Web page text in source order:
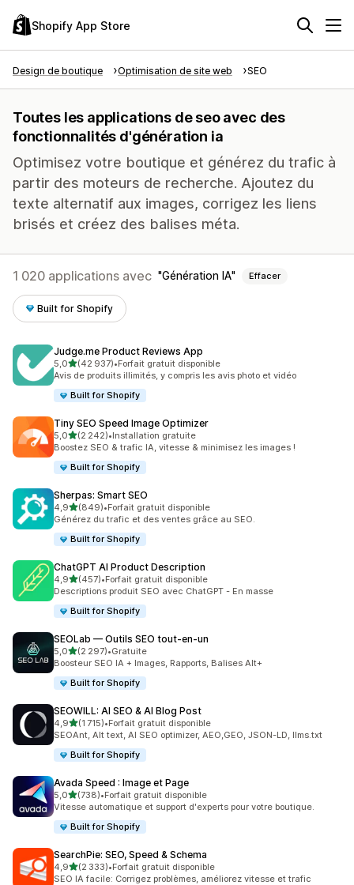
Shopify App Store
Design de boutique Optimisation de site web SEO
Toutes les applications de seo avec des
fonctionnalités d'génération ia
Optimisez votre boutique et générez du trafic à
partir des moteurs de recherche. Ajoutez du
texte alternatif aux images, corrigez les liens
brisés et créez des balises méta.
1 020 applications avec Génération IA Effacer
Built for Shopify
Judge.me Product Reviews App
5,0étoile(s) sur 5
(42 937)
42937 avis au total
•Forfait gratuit disponible
Avis de produits illimités, y compris les avis photo et vidéo
Built for Shopify
Tiny SEO Speed Image Optimizer
5,0étoile(s) sur 5
(2 242)
2242 avis au total
•Installation gratuite
Boostez SEO & trafic IA, vitesse & minimisez les images !
Built for Shopify
Sherpas: Smart SEO
4,9étoile(s) sur 5
(849)
849 avis au total
•Forfait gratuit disponible
Générez du trafic et des ventes grâce au SEO.
Built for Shopify
ChatGPT AI Product Description
4,9étoile(s) sur 5
(457)
457 avis au total
•Forfait gratuit disponible
Descriptions produit SEO avec ChatGPT - En masse
Built for Shopify
SEOLab — Outils SEO tout‑en‑un
5,0étoile(s) sur 5
(2 297)
2297 avis au total
•Gratuite
Boosteur SEO IA + Images, Rapports, Balises Alt+
Built for Shopify
SEOWILL: AI SEO & AI Blog Post
4,9étoile(s) sur 5
(1 715)
1715 avis au total
•Forfait gratuit disponible
SEOAnt, Alt text, AI SEO optimizer, AEO,GEO, JSON-LD, llms.txt
Built for Shopify
Avada Speed : Image et Page
5,0étoile(s) sur 5
(738)
738 avis au total
•Forfait gratuit disponible
Vitesse automatique et support d'experts pour votre boutique.
Built for Shopify
SearchPie: SEO, Speed & Schema
4,9étoile(s) sur 5
(2 333)
2333 avis au total
•Forfait gratuit disponible
SEO IA facile: Corrigez problèmes, améliorez vitesse et trafic